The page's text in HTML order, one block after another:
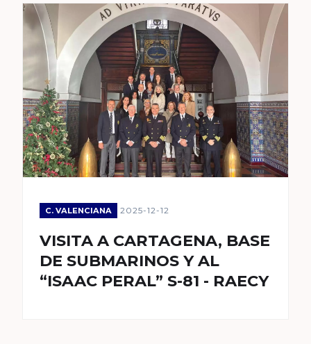
C. VALENCIANA 2025-12-12
VISITA A CARTAGENA, BASE
DE SUBMARINOS Y AL
“ISAAC PERAL” S-81 - RAECY